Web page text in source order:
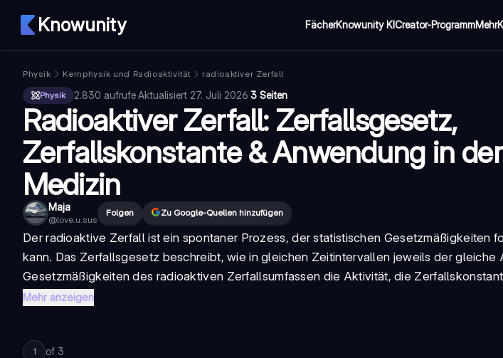
Knowunity FächerKnowunity KICreator-ProgrammMehr
Physik Kernphysik und Radioaktivität
radioaktiver Zerfall
Physik
2.830 aufrufe·Aktualisiert 27. Juli 2026·3 Seiten
Radioaktiver Zerfall: Zerfallsgesetz,
Zerfallskonstante & Anwendung in der
Medizin
Maja
@love.u.sus
Folgen Zu Google-Quellen hinzufügen
Der radioaktive Zerfall ist ein spontaner Prozess, der statistischen Gesetzmäßigkeiten
kann. Das Zerfallsgesetz beschreibt, wie in gleichen Zeitintervallen jeweils der gleiche
Gesetzmäßigkeiten des radioaktiven Zerfallsumfassen die Aktivität, die
Mehr anzeigen
1 of 3